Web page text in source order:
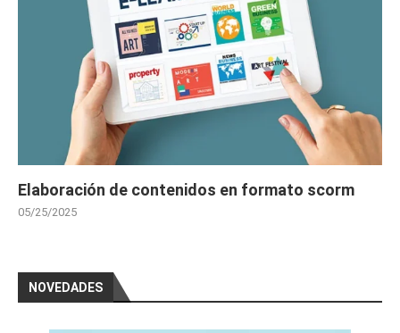
Elaboración de contenidos en formato scorm
05/25/2025
NOVEDADES